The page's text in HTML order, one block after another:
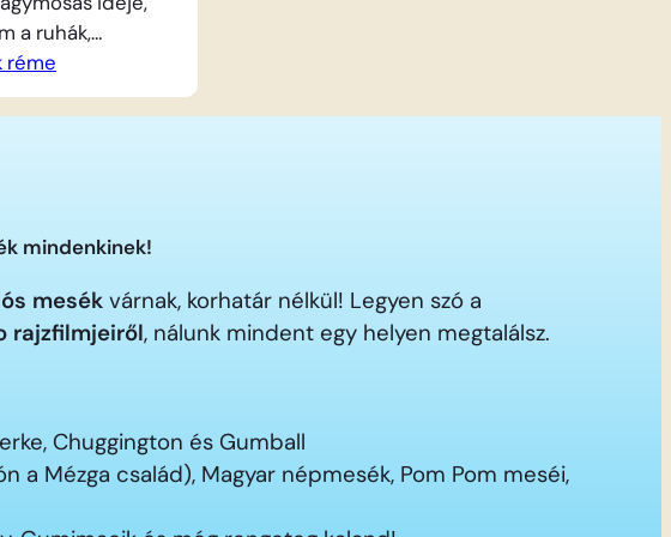
a ruhák,
sorra. Károly
a
a vizsla
próbálják a
Lukrécia és
réme
mindenkinek!
mesék várnak, korhatár nélkül! Legyen szó a
rajzfilmjeiről, nálunk mindent egy helyen megtalálsz.
Chuggington és Gumball
a Mézga család), Magyar népmesék, Pom Pom meséi,